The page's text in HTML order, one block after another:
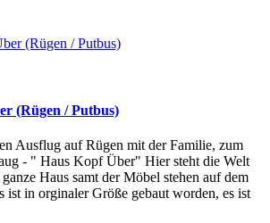
(Rügen / Putbus)
Ausflug auf Rügen mit der Familie, zum
- " Haus Kopf Über" Hier steht die Welt
Haus samt der Möbel stehen auf dem
ist in orginaler Größe gebaut worden, es ist